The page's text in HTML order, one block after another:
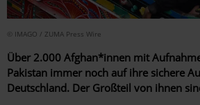
© IMAGO / ZUMA Press Wire
Über 2.000 Afghan*innen mit
Pakistan immer noch auf ihre sichere
Deutschland. Der Großteil von ihnen